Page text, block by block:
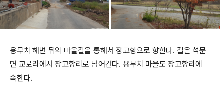
용무치 해변 뒤의 마을길을 통해서 장고항으로 향한다. 길은 석문
면 교로리에서 장고항리로 넘어간다. 용무치 마을도 장고항리에
속한다.